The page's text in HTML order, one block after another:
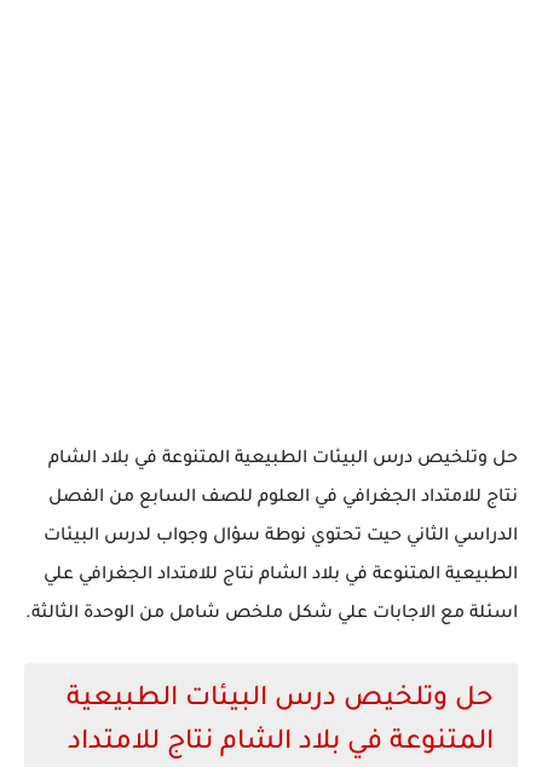
حل وتلخيص درس البيئات الطبيعية المتنوعة في بلاد الشام
نتاج للامتداد الجغرافي في العلوم للصف السابع من الفصل
الدراسي الثاني حيت تحتوي نوطة سؤال وجواب لدرس البيئات
الطبيعية المتنوعة في بلاد الشام نتاج للامتداد الجغرافي علي
اسئلة مع الاجابات علي شكل ملخص شامل من الوحدة الثالثة.
حل وتلخيص درس البيئات الطبيعية
المتنوعة في بلاد الشام نتاج للامتداد